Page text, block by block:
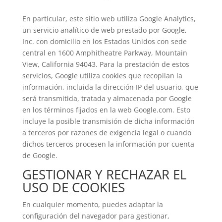
En particular, este sitio web utiliza Google Analytics,
un servicio analítico de web prestado por Google,
Inc. con domicilio en los Estados Unidos con sede
central en 1600 Amphitheatre Parkway, Mountain
View, California 94043. Para la prestación de estos
servicios, Google utiliza cookies que recopilan la
información, incluida la dirección IP del usuario, que
será transmitida, tratada y almacenada por Google
en los términos fijados en la web Google.com. Esto
incluye la posible transmisión de dicha información
a terceros por razones de exigencia legal o cuando
dichos terceros procesen la información por cuenta
de Google.
GESTIONAR Y RECHAZAR EL
USO DE COOKIES
En cualquier momento, puedes adaptar la
configuración del navegador para gestionar,